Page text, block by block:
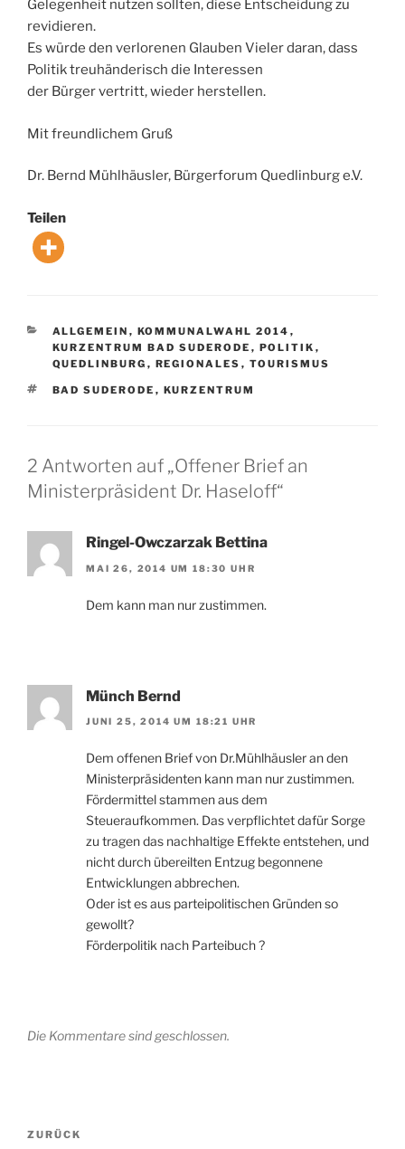
Gelegenheit nutzen sollten, diese Entscheidung zu
revidieren.
Es würde den verlorenen Glauben Vieler daran, dass
Politik treuhänderisch die Interessen
der Bürger vertritt, wieder herstellen.
Mit freundlichem Gruß
Dr. Bernd Mühlhäusler, Bürgerforum Quedlinburg e.V.
Teilen
KATEGORIEN
ALLGEMEIN , KOMMUNALWAHL 2014 ,
KURZENTRUM BAD SUDERODE , POLITIK ,
QUEDLINBURG , REGIONALES , TOURISMUS
SCHLAGWÖRTER
BAD SUDERODE , KURZENTRUM
2 Antworten auf „Offener Brief an
Ministerpräsident Dr. Haseloff“
Ringel-Owczarzak Bettina
MAI 26, 2014 UM 18:30 UHR
Dem kann man nur zustimmen.
Münch Bernd
JUNI 25, 2014 UM 18:21 UHR
Dem offenen Brief von Dr.Mühlhäusler an den
Ministerpräsidenten kann man nur zustimmen.
Fördermittel stammen aus dem
Steueraufkommen. Das verpflichtet dafür Sorge
zu tragen das nachhaltige Effekte entstehen, und
nicht durch übereilten Entzug begonnene
Entwicklungen abbrechen.
Oder ist es aus parteipolitischen Gründen so
gewollt?
Förderpolitik nach Parteibuch ?
Die Kommentare sind geschlossen.
Beitragsnavigation
Vorheriger
ZURÜCK